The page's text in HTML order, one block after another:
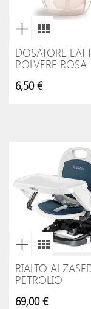
DOSATORE
POLVERE ROSA
6,50 €
RIALTO
PETROLIO
69,00 €